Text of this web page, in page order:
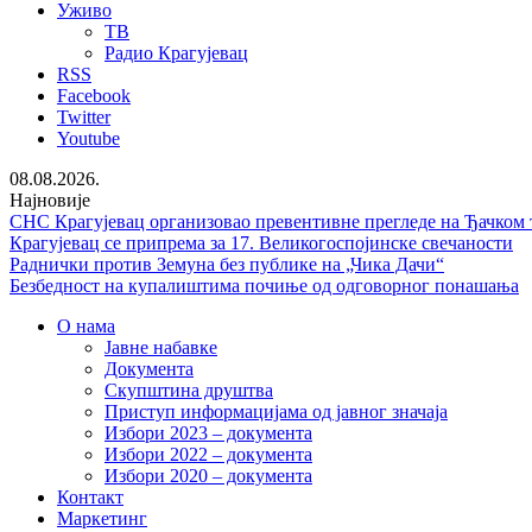
Уживо
ТВ
Радио Крагујевац
RSS
Facebook
Twitter
Youtube
08.08.2026.
Најновије
СНС Крагујевац организовао превентивне прегледе на Ђачком
Крагујевац се припрема за 17. Великогоспојинске свечаности
Раднички против Земуна без публике на „Чика Дачи“
Безбедност на купалиштима почиње од одговорног понашања
О нама
Јавне набавке
Документа
Скупштина друштва
Приступ информацијама од јавног значаја
Избори 2023 – документа
Избори 2022 – документа
Избори 2020 – документа
Контакт
Маркетинг